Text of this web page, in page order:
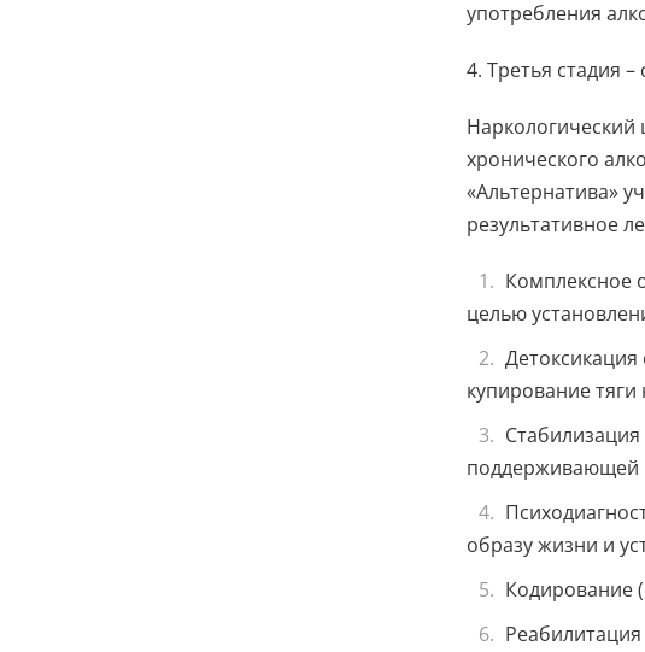
употребления
4. Третья стадия
Наркологический
хронического
«Альтернатива»
результативное
Комплексное
целью
купирование тяги
поддерживающей
образу жизни и
Кодирование